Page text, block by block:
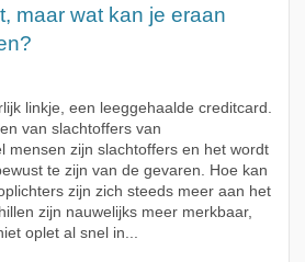
maar wat kan je eraan
linkje, een leeggehaalde creditcard.
van slachtoffers van
mensen zijn slachtoffers en het wordt
te zijn van de gevaren. Hoe kan
zijn zich steeds meer aan het
zijn nauwelijks meer merkbaar,
oplet al snel in...